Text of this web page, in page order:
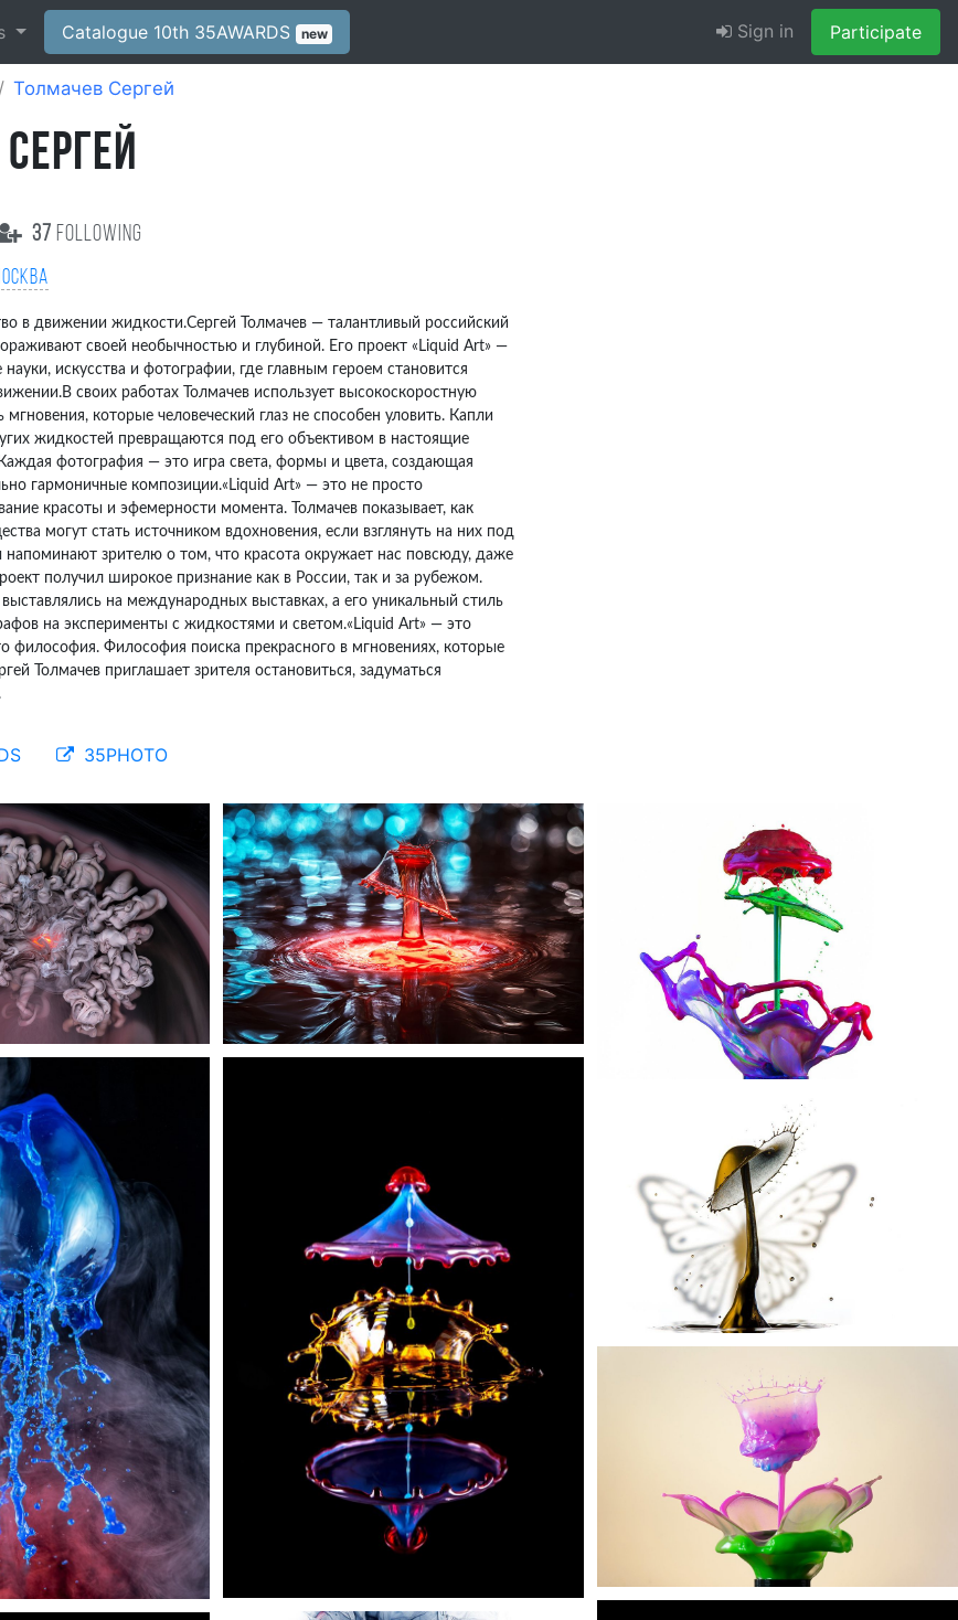
Catalogue 10th 35AWARDS new Sign in Participate
Толмачев Сергей
37 following
в движении жидкости.Сергей Толмачев — талантливый российский
своей необычностью и глубиной. Его проект «Liquid Art» —
науки, искусства и фотографии, где главным героем становится
своих работах Толмачев использует высокоскоростную
мгновения, которые человеческий глаз не способен уловить. Капли
жидкостей превращаются под его объективом в настоящие
Каждая фотография — это игра света, формы и цвета, создающая
гармоничные композиции.«Liquid Art» — это не просто
красоты и эфемерности момента. Толмачев показывает, как
могут стать источником вдохновения, если взглянуть на них под
напоминают зрителю о том, что красота окружает нас повсюду, даже
получил широкое признание как в России, так и за рубежом.
на международных выставках, а его уникальный стиль
на эксперименты с жидкостями и светом.«Liquid Art» — это
философия. Философия поиска прекрасного в мгновениях, которые
Толмачев приглашает зрителя остановиться, задуматься
35PHOTO